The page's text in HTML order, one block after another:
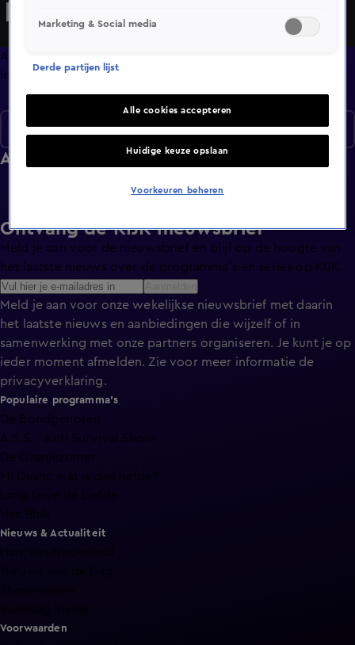
Afleveringen
Info
Afleveringen
Seizoen 1
Ontvang de KIJK-nieuwsbrief
Meld je aan voor de nieuwsbrief en blijf op de hoogte van
het laatste nieuws over de programma’s en series op KIJK.
Meld je aan voor onze wekelijkse nieuwsbrief met daarin
het laatste nieuws en aanbiedingen die wijzelf of in
samenwerking met onze partners organiseren. Je kunt je op
ieder moment afmelden. Zie voor meer informatie de
privacyverklaring.
Populaire programma's
De Bondgenoten
A.S.S. - Anti Survival Show
De Oranjezomer
Mi Dushi: wat is dan liefde?
Lang Leve de Liefde
Het Blok
Nieuws & Actualiteit
Voorwaarden
Marketing & Social media
Derde partijen lijst
Alle cookies accepteren
Huidige keuze opslaan
Voorkeuren beheren